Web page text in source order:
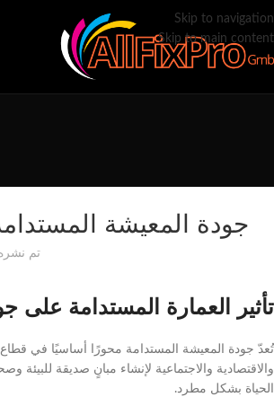
Skip to navigation
Skip to main content
جودة المعيشة
تم
تأثير العمارة المستدامة على
تُعدّ جودة المعيشة المستدامة محورًا أساسيًا في قطاع
والاقتصادية والاجتماعية لإنشاء مبانٍ صديقة للبيئة
الحياة بشكل مطرد.